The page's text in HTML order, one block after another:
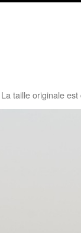
La taille originale